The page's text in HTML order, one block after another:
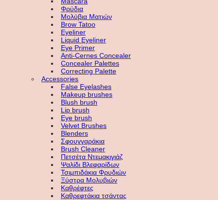
Φρύδια
Μολύβια Ματιών
Brow Tatoo
Eyeliner
Liquid Eyeliner
Eye Primer
Anti-Cernes Concealer
Concealer Palettes
Correcting Palette
Accessories
False Eyelashes
Makeup brushes
Blush brush
Lip brush
Eye brush
Velvet Brushes
Blenders
Σφουγγαράκια
Brush Cleaner
Πετσέτα Ντεμακιγιάζ
Ψαλίδι Βλεφαρίδων
Τσιμπιδάκια Φρυδιών
Ξύστρα Μολυβιών
Καθρέφτες
Καθρεφτάκια τσάντας